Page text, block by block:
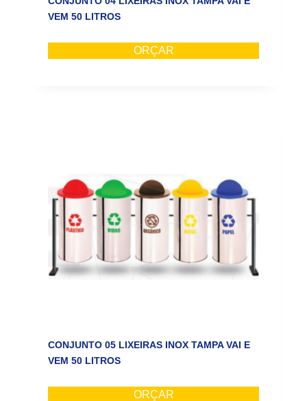
VEM 50 LITROS
ORÇAR
CONJUNTO 05 LIXEIRAS INOX TAMPA VAI E
VEM 50 LITROS
ORÇAR